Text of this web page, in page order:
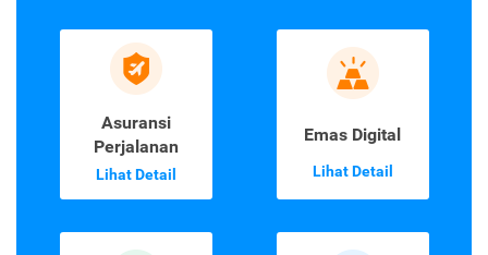
Asuransi
Perjalanan
Lihat Detail
Emas Digital
Lihat Detail